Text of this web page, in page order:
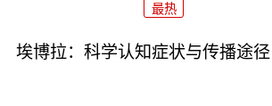
最热
埃博拉：科学认知症状与传播途径